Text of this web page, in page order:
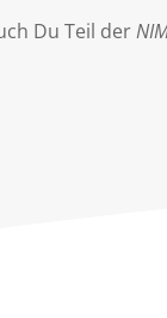
Du Teil der